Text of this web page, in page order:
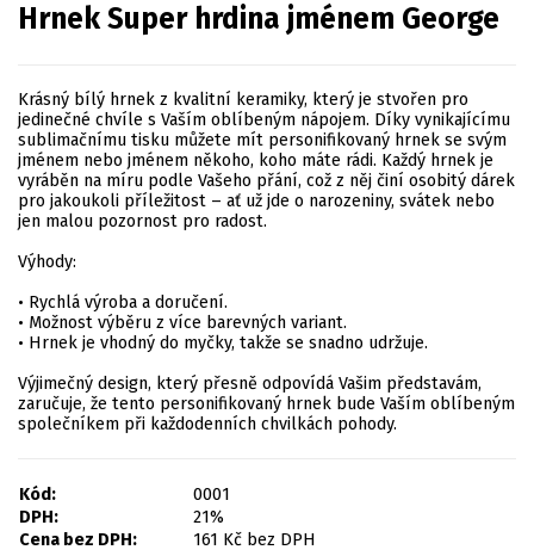
Hrnek Super hrdina jménem George
Krásný bílý hrnek z kvalitní keramiky, který je stvořen pro
jedinečné chvíle s Vaším oblíbeným nápojem. Díky vynikajícímu
sublimačnímu tisku můžete mít personifikovaný hrnek se svým
jménem nebo jménem někoho, koho máte rádi. Každý hrnek je
vyráběn na míru podle Vašeho přání, což z něj činí osobitý dárek
pro jakoukoli příležitost – ať už jde o narozeniny, svátek nebo
jen malou pozornost pro radost.
Výhody:
• Rychlá výroba a doručení.
• Možnost výběru z více barevných variant.
• Hrnek je vhodný do myčky, takže se snadno udržuje.
Výjimečný design, který přesně odpovídá Vašim představám,
zaručuje, že tento personifikovaný hrnek bude Vaším oblíbeným
společníkem při každodenních chvilkách pohody.
Kód:
0001
DPH:
21%
Cena bez DPH:
161 Kč bez DPH